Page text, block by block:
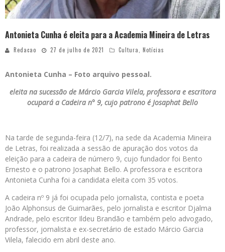
Antonieta Cunha é eleita para a Academia Mineira de Letras
Redacao 27 de julho de 2021 Cultura, Notícias
Antonieta Cunha – Foto arquivo pessoal.
eleita na sucessão de Márcio Garcia Vilela, professora e escritora
ocupará a Cadeira n° 9, cujo patrono é Josaphat Bello
Na tarde de segunda-feira (12/7), na sede da Academia Mineira
de Letras, foi realizada a sessão de apuração dos votos da
eleição para a cadeira de número 9, cujo fundador foi Bento
Ernesto e o patrono Josaphat Bello. A professora e escritora
Antonieta Cunha foi a candidata eleita com 35 votos.
A cadeira nº 9 já foi ocupada pelo jornalista, contista e poeta
João Alphonsus de Guimarães, pelo jornalista e escritor Djalma
Andrade, pelo escritor Ildeu Brandão e também pelo advogado,
professor, jornalista e ex-secretário de estado Márcio Garcia
Vilela, falecido em abril deste ano.